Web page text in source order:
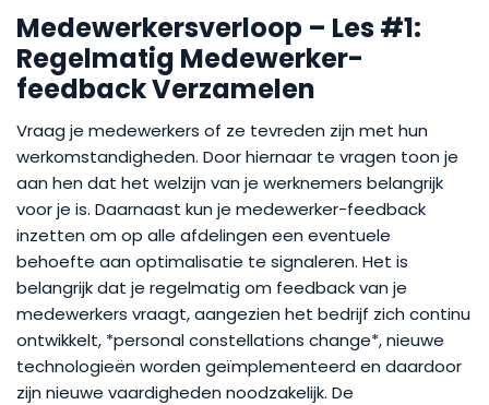
Medewerkersverloop – Les #1:
Regelmatig Medewerker-
feedback Verzamelen
Vraag je medewerkers of ze tevreden zijn met hun
werkomstandigheden. Door hiernaar te vragen toon je
aan hen dat het welzijn van je werknemers belangrijk
voor je is. Daarnaast kun je medewerker-feedback
inzetten om op alle afdelingen een eventuele
behoefte aan optimalisatie te signaleren. Het is
belangrijk dat je regelmatig om feedback van je
medewerkers vraagt, aangezien het bedrijf zich continu
ontwikkelt, *personal constellations change*, nieuwe
technologieën worden geïmplementeerd en daardoor
zijn nieuwe vaardigheden noodzakelijk. De